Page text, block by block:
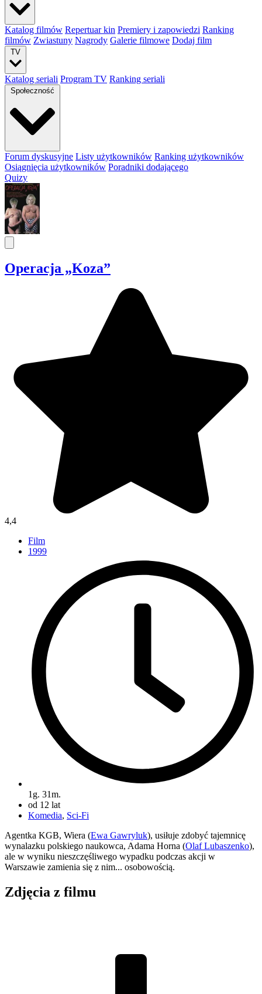
Katalog filmów Repertuar kin Premiery i zapowiedzi Ranking
filmów Zwiastuny Nagrody Galerie filmowe Dodaj film
TV
Katalog seriali Program TV Ranking seriali
Społeczność
Forum dyskusyjne Listy użytkowników Ranking użytkowników
Osiągnięcia użytkowników Poradniki dodającego
Quizy
Operacja „Koza”
4,4
Film
1999
1g. 31m.
od 12 lat
Komedia, Sci-Fi
Agentka KGB, Wiera (Ewa Gawryluk), usiłuje zdobyć tajemnicę
wynalazku polskiego naukowca, Adama Horna (Olaf Lubaszenko),
ale w wyniku nieszczęśliwego wypadku podczas akcji w
Warszawie zamienia się z nim... osobowością.
Zdjęcia z filmu